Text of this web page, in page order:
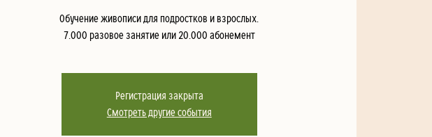
Обучение живописи для подростков и взрослых.
7.000 разовое занятие или 20.000 абонемент
Регистрация закрыта
Смотреть другие события